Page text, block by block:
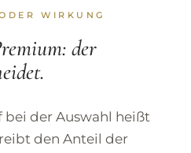
WIRKUNG
der
der Auswahl heißt
den Anteil der